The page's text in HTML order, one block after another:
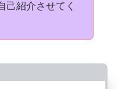
己紹介させてく